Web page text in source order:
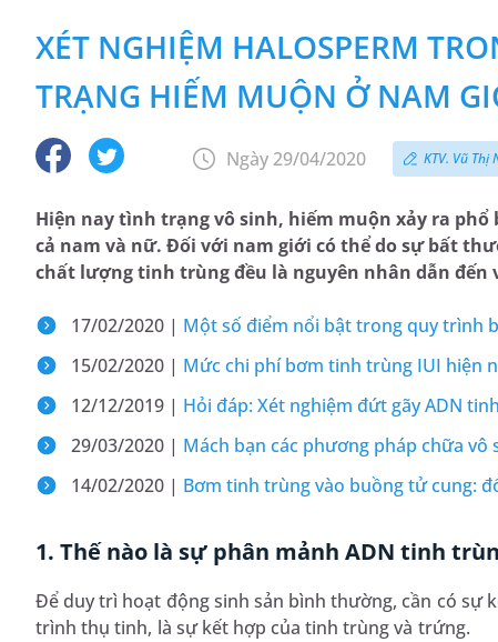
XÉT NGHIỆM HALOSPERM
TRẠNG HIẾM MUỘN Ở NAM
Ngày 29/04/2020 KTV. Vũ Thị
Hiện nay tình trạng vô sinh, hiếm muộn xảy ra
cả nam và nữ. Đối với nam giới có thể do sự bất
chất lượng tinh trùng đều là nguyên nhân dẫn đến
17/02/2020 | Một số điểm nổi bật trong quy trình
15/02/2020 | Mức chi phí bơm tinh trùng IUI hiện
12/12/2019 | Hỏi đáp: Xét nghiệm đứt gãy ADN
29/03/2020 | Mách bạn các phương pháp chữa
14/02/2020 | Bơm tinh trùng vào buồng tử cung:
1. Thế nào là sự phân mảnh ADN tinh
Để duy trì hoạt động sinh sản bình thường, cần có sự
trình thụ tinh, là sự kết hợp của tinh trùng và trứng.